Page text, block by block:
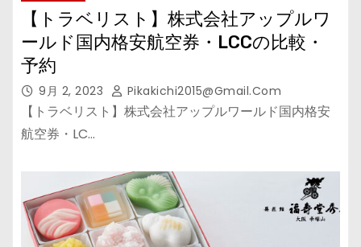
【トラベリスト】株式会社アップルワ
ールド国内格安航空券・LCCの比較・
予約
9月 2, 2023 Pikakichi2015@gmail.com
【トラベリスト】株式会社アップルワールド国内格安
航空券・LC…